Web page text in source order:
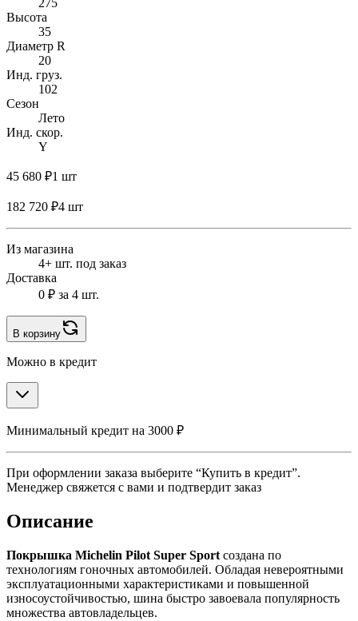
275
Высота
35
Диаметр R
20
Инд. груз.
102
Сезон
Лето
Инд. скор.
Y
45 680 ₽1 шт
182 720 ₽4 шт
Из магазина
4+ шт. под заказ
Доставка
0 ₽ за 4 шт.
В корзину
Можно в кредит
Минимальный кредит на 3000 ₽
При оформлении заказа выберите “Купить в кредит”.
Менеджер свяжется с вами и подтвердит заказ
Описание
Покрышка Michelin Pilot Super Sport создана по
технологиям гоночных автомобилей. Обладая невероятными
эксплуатационными характеристиками и повышенной
износоустойчивостью, шина быстро завоевала популярность
множества автовладельцев.